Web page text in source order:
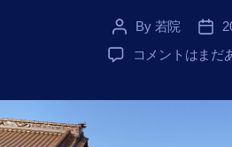
Post
author
By 若院
Post
date
庫
コメントはまだ